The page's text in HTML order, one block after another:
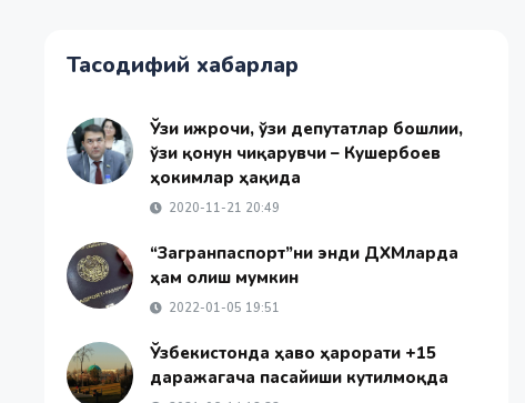
Тасодифий хабарлар
Ўзи ижрочи, ўзи депутатлар бошлиғи,
ўзи қонун чиқарувчи – Кушербоев
ҳокимлар ҳақида
2020-11-21 20:49
“Загранпаспорт”ни энди ДХМларда
ҳам олиш мумкин
2022-01-05 19:51
Ўзбекистонда ҳаво ҳарорати +15
даражагача пасайиши кутилмоқда